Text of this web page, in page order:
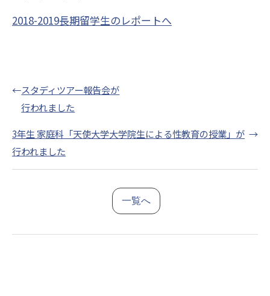
2018-2019長期留学生のレポートへ
←スタディツアー報告会が
行われました
3年生 家庭科「天使大学大学院生による性教育の授業」が
行われました
→
一覧へ